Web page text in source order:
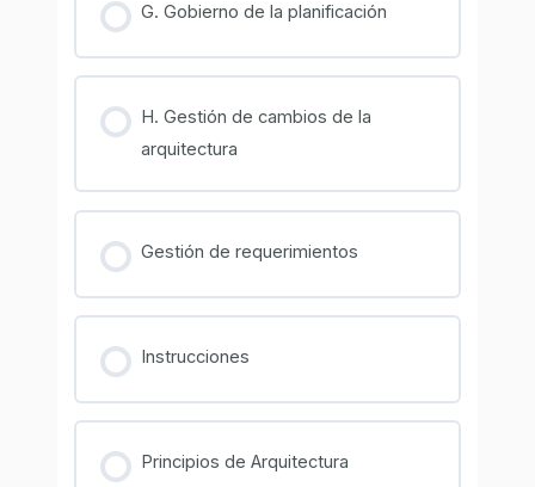
G. Gobierno de la planificación
H. Gestión de cambios de la
arquitectura
Gestión de requerimientos
Instrucciones
Principios de Arquitectura